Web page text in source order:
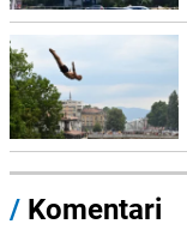
/ Komentari